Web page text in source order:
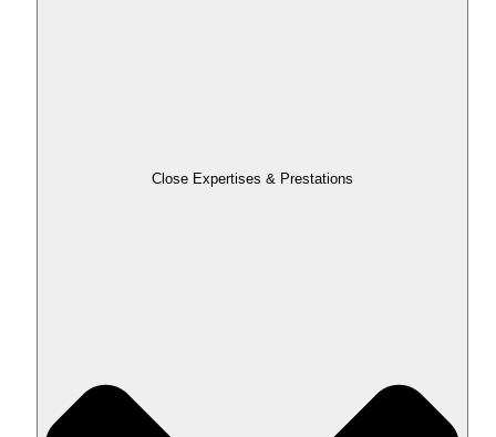
Close Expertises & Prestations